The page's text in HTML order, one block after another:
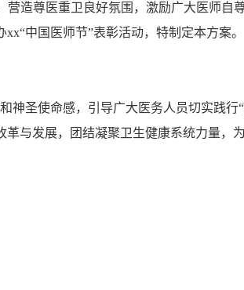
造尊医重卫良好氛围，激励广大医师自
中国医师节”表彰活动，特制定本方案。
神圣使命感，引导广大医务人员切实践
与发展，团结凝聚卫生健康系统力量，